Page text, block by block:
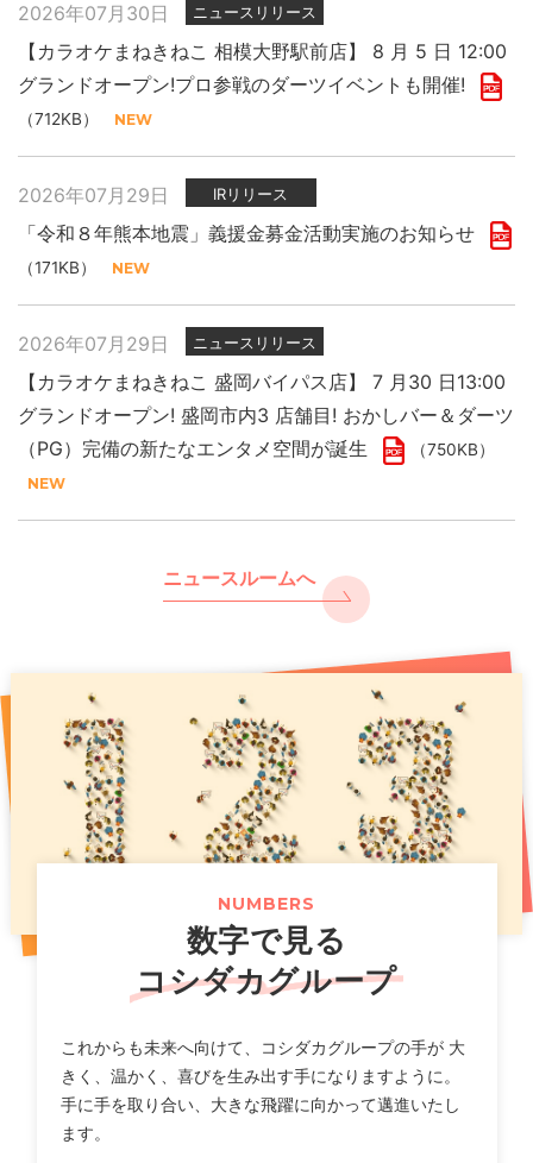
2026年07月30日 ニュースリリース
【カラオケまねきねこ 相模大野駅前店】 8 月 5 日 12:00
グランドオープン!プロ参戦のダーツイベントも開催!
（712KB）
2026年07月29日 IRリリース
「令和８年熊本地震」義援金募金活動実施のお知らせ
（171KB）
2026年07月29日 ニュースリリース
【カラオケまねきねこ 盛岡バイパス店】 7 月30 日13:00
グランドオープン! 盛岡市内3 店舗目! おかしバー＆ダーツ
（PG）完備の新たなエンタメ空間が誕生
（750KB）
ニュースルームへ
「令和８年熊本地震」義援金募金活動実施のお知らせ
（171KB）
2026年07月14日 PR
「カラオケまねきねこ」フィリピン出店に関するお知らせ
2026年07月10日 適時開示
2026年8月期第３四半期 決算補足説明資料
2026年07月10日 決算
2026年8月期 第３四半期決算短信〔日本基準〕(連結)
プレスリリース
現代人のストレスをカラオケで浄化 年末年始は “歌で厄祓
（891KB）
2025年11月07日 プレスリリース
新上位ブランド「カラオケ金のまねきねこ」で大人のカラ
一覧
ニュースリリース
【カラオケまねきねこ 千歳駅前店】8月7日17:00グランド
オープン！ 千歳駅出てすぐ！駅直下の好ロケーションで
お得な記念イベントも開催！
（661KB）
2026年07月31日 ニュースリリース
ンドオープン!札幌平岸エリアに新たなエンタメ空間が誕
生!
【カラオケまねきねこ 相模大野駅前店】 8 月 5 日 12:00
グランドオープン!プロ参戦のダーツイベントも開催!
（712KB）
NUMBERS
数字で見る
コシダカグループ
これからも未来へ向けて、コシダカグループの手が 大
きく、温かく、喜びを生み出す手になりますように。
手に手を取り合い、大きな飛躍に向かって邁進いたし
ます。